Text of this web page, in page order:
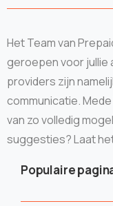
Het Team van
geroepen voor jullie
providers zijn
communicatie.
van zo volledig
suggesties? Laat
Populaire